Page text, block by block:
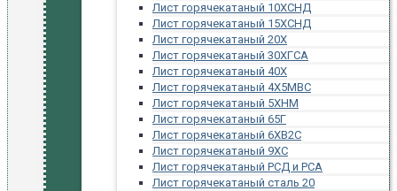
Лист горячекатаный 10ХСНД
Лист горячекатаный 15ХСНД
Лист горячекатаный 20Х
Лист горячекатаный 30ХГСА
Лист горячекатаный 40Х
Лист горячекатаный 4Х5МВС
Лист горячекатаный 5ХНМ
Лист горячекатаный 65Г
Лист горячекатаный 6ХВ2С
Лист горячекатаный 9ХС
Лист горячекатаный РСД и РСА
Лист горячекатаный сталь 20